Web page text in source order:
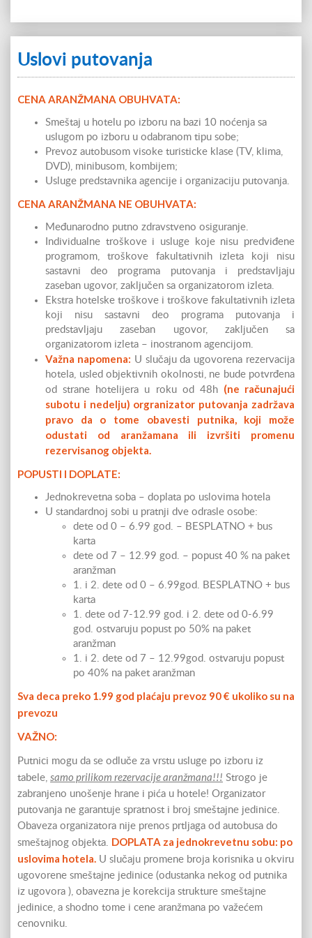
Uslovi putovanja
CENA ARANŽMANA OBUHVATA:
Smeštaj u hotelu po izboru na bazi 10 noćenja sa
uslugom po izboru u odabranom tipu sobe;
Prevoz autobusom visoke turisticke klase (TV, klima,
DVD), minibusom, kombijem;
Usluge predstavnika agencije i organizaciju putovanja.
CENA ARANŽMANA NE OBUHVATA:
Međunarodno putno zdravstveno osiguranje.
Individualne troškove i usluge koje nisu predviđene
programom, troškove fakultativnih izleta koji nisu
sastavni deo programa putovanja i predstavljaju
zaseban ugovor, zaključen sa organizatorom izleta.
Ekstra hotelske troškove i troškove fakultativnih izleta
koji nisu sastavni deo programa putovanja i
predstavljaju zaseban ugovor, zaključen sa
organizatorom izleta – inostranom agencijom.
Važna napomena: U slučaju da ugovorena rezervacija
hotela, usled objektivnih okolnosti, ne bude potvrđena
od strane hotelijera u roku od 48h (ne računajući
subotu i nedelju) orgranizator putovanja zadržava
pravo da o tome obavesti putnika, koji može
odustati od aranžamana ili izvršiti promenu
rezervisanog objekta.
POPUSTI I DOPLATE:
Jednokrevetna soba – doplata po uslovima hotela
U standardnoj sobi u pratnji dve odrasle osobe:
dete od 0 – 6.99 god. – BESPLATNO + bus
karta
dete od 7 – 12.99 god. – popust 40 % na paket
aranžman
1. i 2. dete od 0 – 6.99god. BESPLATNO + bus
karta
1. dete od 7-12.99 god. i 2. dete od 0-6.99
god. ostvaruju popust po 50% na paket
aranžman
1. i 2. dete od 7 – 12.99god. ostvaruju popust
po 40% na paket aranžman
Sva deca preko 1.99 god plaćaju prevoz 90 € ukoliko su na
prevozu
VAŽNO:
Putnici mogu da se odluče za vrstu usluge po izboru iz
tabele, samo prilikom rezervacije aranžmana!!! Strogo je
zabranjeno unošenje hrane i pića u hotele! Organizator
putovanja ne garantuje spratnost i broj smeštajne jedinice.
Obaveza organizatora nije prenos prtljaga od autobusa do
smeštajnog objekta. DOPLATA za jednokrevetnu sobu: po
uslovima hotela. U slučaju promene broja korisnika u okviru
ugovorene smeštajne jedinice (odustanka nekog od putnika
iz ugovora ), obavezna je korekcija strukture smeštajne
jedinice, a shodno tome i cene aranžmana po važećem
cenovniku.